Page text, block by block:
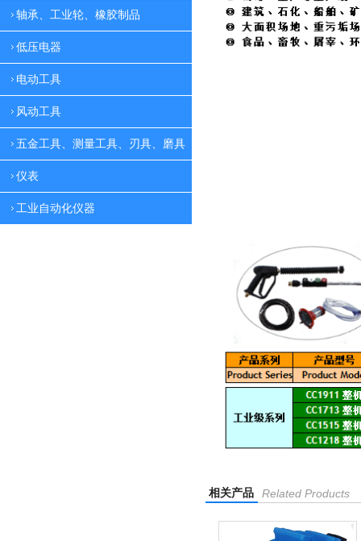
轴承、工业轮、橡胶制品
低压电器
电动工具
风动工具
五金工具、测量工具、刃具、磨具
仪表
工业自动化仪器
相关产品 Related Products